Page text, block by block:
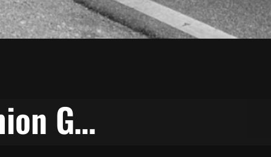
Kamion Gumiabroncs karbantartás